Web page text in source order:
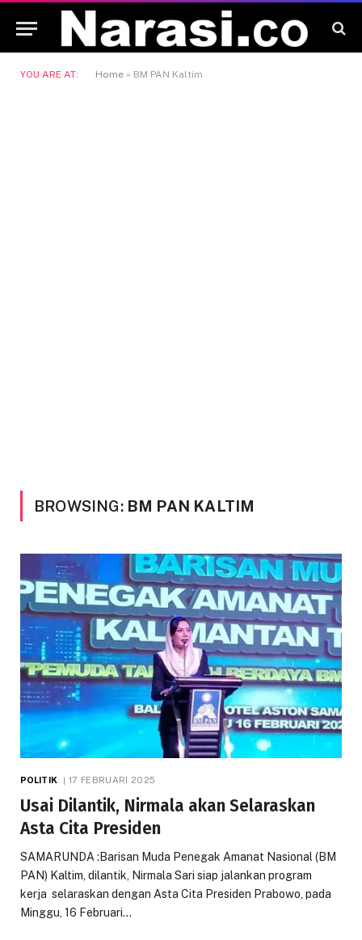
YOU ARE AT: Home » BM PAN Kaltim
BROWSING: BM PAN KALTIM
POLITIK 17 FEBRUARI 2025
Usai Dilantik, Nirmala akan Selaraskan
Asta Cita Presiden
SAMARUNDA :Barisan Muda Penegak Amanat Nasional (BM
PAN) Kaltim, dilantik, Nirmala Sari siap jalankan program
kerja selaraskan dengan Asta Cita Presiden Prabowo, pada
Minggu, 16 Februari…